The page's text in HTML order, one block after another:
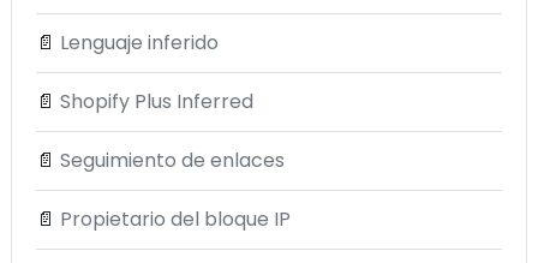
📄 Lenguaje inferido
📄 Shopify Plus Inferred
📄 Seguimiento de enlaces
📄 Propietario del bloque IP